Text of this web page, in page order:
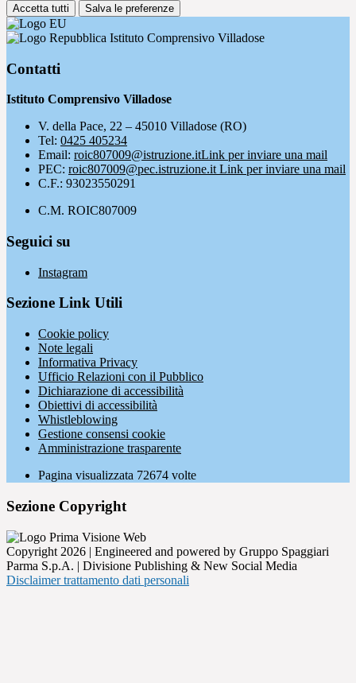
Accetta tutti Salva le preferenze
Istituto Comprensivo Villadose
Contatti
Istituto Comprensivo Villadose
V. della Pace, 22 – 45010 Villadose (RO)
Tel: 0425 405234
Email: roic807009@istruzione.itLink per inviare una mail
PEC: roic807009@pec.istruzione.it Link per inviare una mail
C.F.: 93023550291
C.M. ROIC807009
Seguici su
Instagram
Sezione Link Utili
Cookie policy
Note legali
Informativa Privacy
Ufficio Relazioni con il Pubblico
Dichiarazione di accessibilità
Obiettivi di accessibilità
Whistleblowing
Gestione consensi cookie
Amministrazione trasparente
Pagina visualizzata 72674 volte
Sezione Copyright
Copyright 2026 | Engineered and powered by Gruppo Spaggiari
Parma S.p.A. | Divisione Publishing & New Social Media
Disclaimer trattamento dati personali